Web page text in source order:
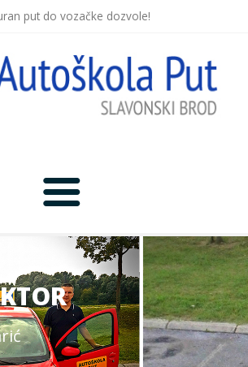
put do vozačke dozvole!
Početna
Novosti
Lokacija